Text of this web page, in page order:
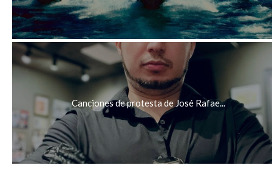
Canciones de protesta de José Rafae...